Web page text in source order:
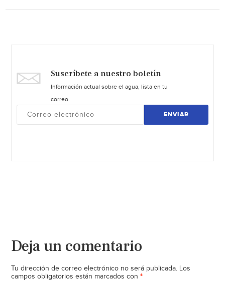
Suscríbete a nuestro boletín
Información actual sobre el agua, lista en tu
correo.
ENVIAR
Deja un comentario
Tu dirección de correo electrónico no será publicada. Los
campos obligatorios están marcados con *